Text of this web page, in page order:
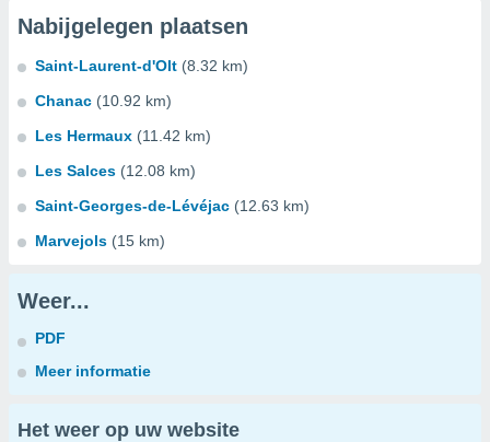
Nabijgelegen plaatsen
Saint-Laurent-d'Olt (8.32 km)
Chanac (10.92 km)
Les Hermaux (11.42 km)
Les Salces (12.08 km)
Saint-Georges-de-Lévéjac (12.63 km)
Marvejols (15 km)
Weer...
PDF
Meer informatie
Het weer op uw website